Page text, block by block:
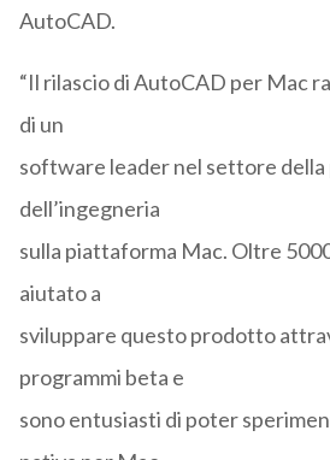
AutoCAD.
“Il rilascio di AutoCAD per Mac
di un
software leader nel settore
dell’ingegneria
sulla piattaforma Mac. Oltre
aiutato a
sviluppare questo prodotto
programmi beta e
sono entusiasti di poter